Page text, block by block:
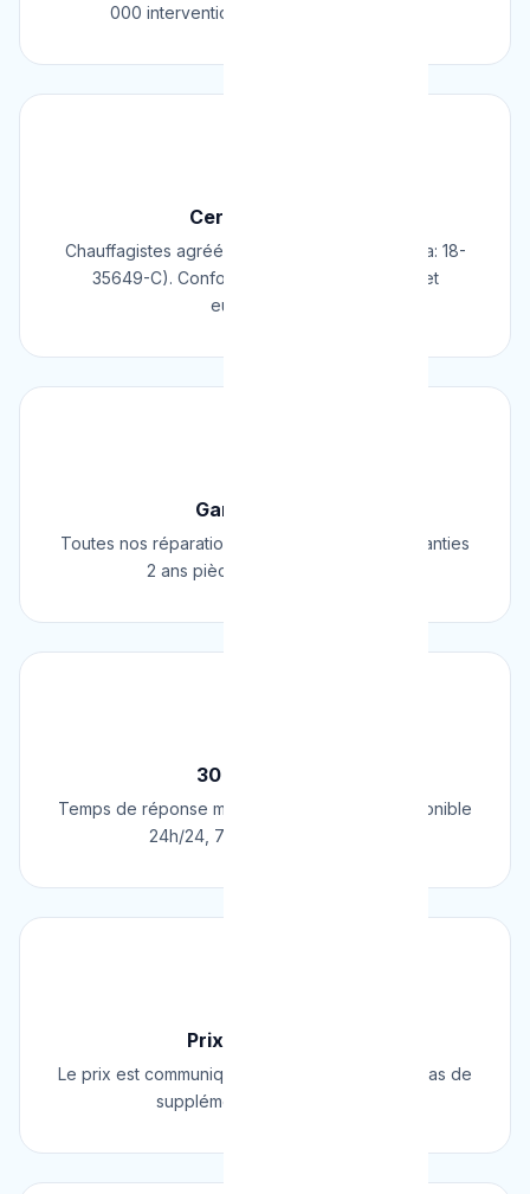
000 interventions réussies en Belgique.
Certifié & Agréé
Chauffagistes agréés Cerga/Cedicol (N° Cerga: 18-
35649-C). Conformes aux normes belges et
européennes.
Garantie 2 Ans
Toutes nos réparations et installations sont garanties
2 ans pièces et main d'œuvre.
30 Min Chrono
Temps de réponse moyen de 30 minutes. Disponible
24h/24, 7j/7, 365 jours par an.
Prix Fixe Garanti
Le prix est communiqué AVANT l'intervention. Pas de
supplément surprise, jamais.